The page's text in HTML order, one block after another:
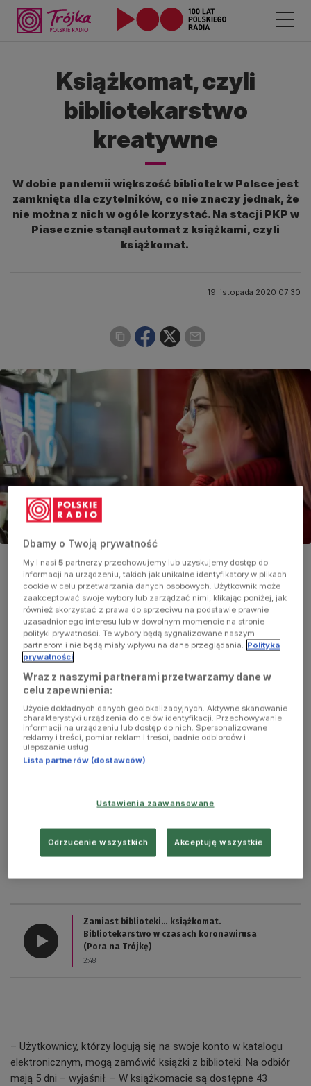
Książkomat, czyli
bibliotekarstwo
kreatywne
W dobie pandemii większość bibliotek w Polsce jest
zamknięta dla czytelników, co nie znaczy jednak, że
nie można z nich w ogóle korzystać. Na stacji PKP w
Piasecznie stanął automat z książkami, czyli
książkomat.
19 listopada 2020 07:30
Foto:shutterstock.com/Andrii Zastrozhnov
coraz więcej bibliotek. O sposobie działania tego urządzenia
opowiedział Łukasz Krzysztof Załęski, dyrektor biblioteki
publicznej w Piasecznie.
Zamiast biblioteki… książkomat.
Bibliotekarstwo w czasach koronawirusa
(Pora na Trójkę)
2:48
– Użytkownicy, którzy logują się na swoje konto w katalogu
elektronicznym, mogą zamówić książki z biblioteki. Na odbiór
mają 5 dni – wyjaśnił. – W książkomacie są dostępne 43
Dbamy o Twoją prywatność
My i nasi5 partnerzy przechowujemy lub uzyskujemy dostęp do
informacji na urządzeniu, takich jak unikalne identyfikatory w plikach
cookie w celu przetwarzania danych osobowych. Użytkownik może
zaakceptować swoje wybory lub zarządzać nimi, klikając poniżej, jak
również skorzystać z prawa do sprzeciwu na podstawie prawnie
uzasadnionego interesu lub w dowolnym momencie na stronie
polityki prywatności. Te wybory będą sygnalizowane naszym
partnerom i nie będą miały wpływu na dane przeglądania. Polityka
prywatności
Wraz z naszymi partnerami przetwarzamy dane w
celu zapewnienia:
Użycie dokładnych danych geolokalizacyjnych. Aktywne skanowanie
charakterystyki urządzenia do celów identyfikacji. Przechowywanie
informacji na urządzeniu lub dostęp do nich. Spersonalizowane
reklamy i treści, pomiar reklam i treści, badnie odbiorców i
ulepszanie usług.
Lista partnerów (dostawców)
Ustawienia zaawansowane
Odrzucenie wszystkich Akceptuję wszystkie